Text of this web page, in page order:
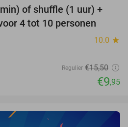
36%
of shuffle (1 uur) +
4 tot 10 personen
10.0 star
Regulier €15,50
€9,95